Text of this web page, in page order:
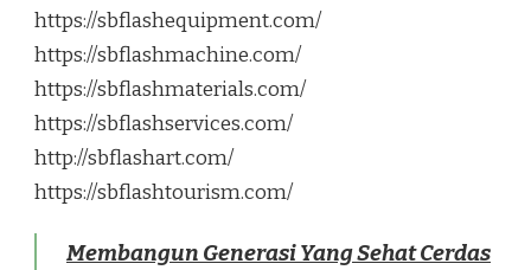
https://sbflashequipment.com/
https://sbflashmachine.com/
https://sbflashmaterials.com/
https://sbflashservices.com/
http://sbflashart.com/
https://sbflashtourism.com/
Membangun Generasi Yang Sehat Cerdas